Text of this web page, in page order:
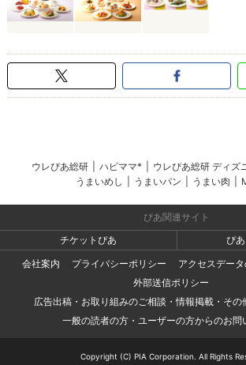
ウレぴあ総研 ハピママ* ウレぴあ総研 ディズ
うまいめし
うまいパン うまい肉
ぴあ関連サイト
チケットぴあ
ぴ
会社案内
プライバシーポリシー
アクセスデー
外部送信ポリシー
広告出稿・お取り組みのご相談・情報掲載・その
一般の読者の方・ユーザーの方からのお問
Copyright (C) PIA Corporation. All Rights